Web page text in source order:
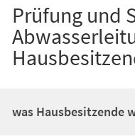
Prüfung und
was Hausbesitzende